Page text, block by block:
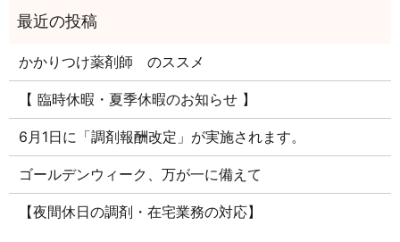
かかりつけ薬剤師 のススメ
【 臨時休暇・夏季休暇のお知らせ 】
6月1日に「調剤報酬改定」が実施されます。
ゴールデンウィーク、万が一に備えて
【夜間休日の調剤・在宅業務の対応】